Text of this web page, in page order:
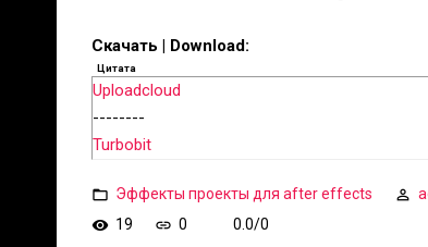
Скачать | Download:
Цитата
Uploadcloud
--------
Turbobit
Эффекты проекты для after effects
19
0 0.0/0